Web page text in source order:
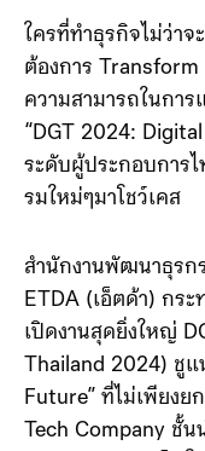
ใครที่ทำธุรกิจไม่ว่า
ต้องการ Transform
ความสามารถในกา
“DGT 2024:
ระดับผู้ประกอบการ
รมใหม่ๆมาโชว์เคส
สำนักงานพัฒนาธุรก
ETDA (เอ็ตด้า) กร
เปิดงานสุดยิ่งใหญ่
Thailand 2024) ชู
Future” ที่ไม่เพียงย
Tech Company ชั้น